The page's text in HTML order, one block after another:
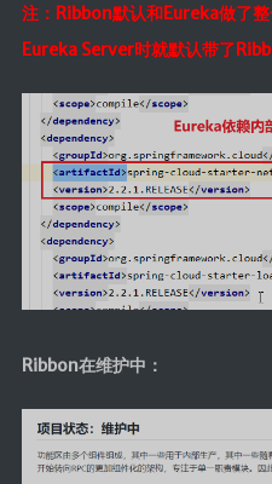
注：Ribbon默认和Eureka做了
Eureka Server时就默认带了
Ribbon在维护中：
中间件
Canal
Quartz
java开发
javaSE
JavaWeb
JVM
Log
Dom4j